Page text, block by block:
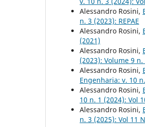
Alessandro Rosini,
n. 3 (2023): REPAE
Alessandro Rosini,
(2021)
Alessandro Rosini,
(2023): Volume 9 n.
Alessandro Rosini,
Engenharia: v. 10
Alessandro Rosini,
10 n. 1 (2024): Vol
Alessandro Rosini,
n. 3 (2025): Vol 11